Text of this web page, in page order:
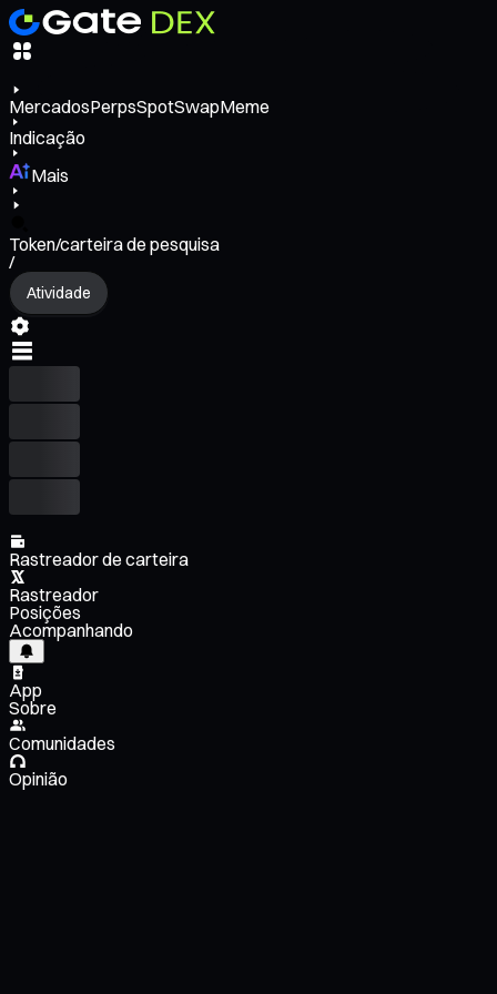
MercadosPerpsSpotSwapMeme
Indicação
Mais
Token/carteira de pesquisa
/
Atividade
Rastreador de carteira
Rastreador
Posições
Acompanhando
App
Sobre
Comunidades
Opinião